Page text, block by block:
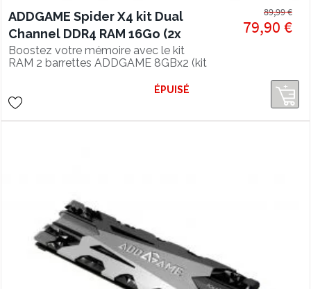
ADDGAME Spider X4 kit Dual
Channel DDR4 RAM 16Go (2x
8Go) 3600Mhz CL18 RGB
Boostez votre mémoire avec le kit
RAM 2 barrettes ADDGAME 8GBx2 (kit
son éclairage RGB séduisant.
79,90 €
89,99 €
ÉPUISÉ